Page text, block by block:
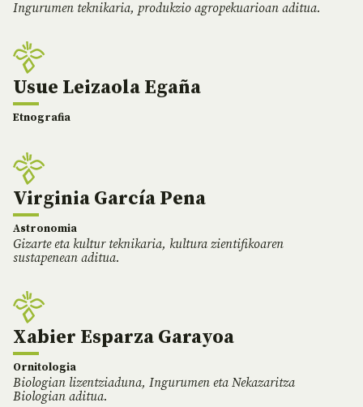
Ingurumen teknikaria, produkzio agropekuarioan aditua.
Usue Leizaola Egaña
Etnografia
Virginia García Pena
Astronomia
Gizarte eta kultur teknikaria, kultura zientifikoaren
sustapenean aditua.
Xabier Esparza Garayoa
Ornitologia
Biologian lizentziaduna, Ingurumen eta Nekazaritza
Biologian aditua.